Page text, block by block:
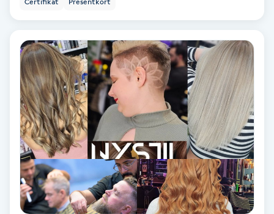
Babylights
Balayage
Bambumassage
Barber
Barnklippning